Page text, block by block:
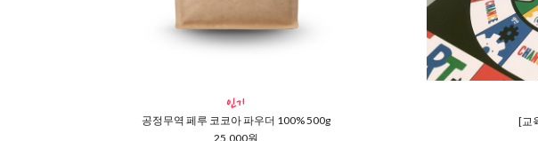
공정무역 페루 코코아 파우더 100% 500g
25,000원
[교